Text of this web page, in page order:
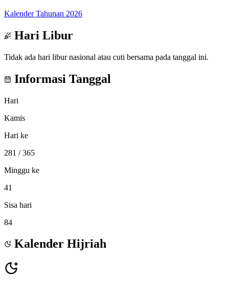
Kalender Tahunan 2026
Hari Libur
Tidak ada hari libur nasional atau cuti bersama pada tanggal ini.
Informasi Tanggal
Hari
Kamis
Hari ke
281 / 365
Minggu ke
41
Sisa hari
84
Kalender Hijriah